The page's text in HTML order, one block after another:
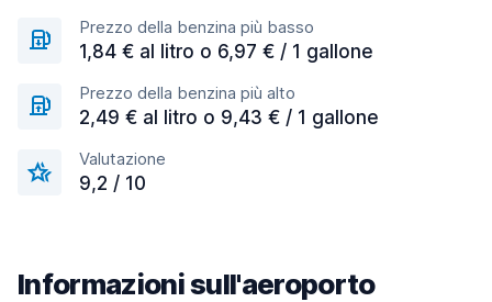
Prezzo della benzina più basso
1,84 € al litro o 6,97 € / 1 gallone
Prezzo della benzina più alto
2,49 € al litro o 9,43 € / 1 gallone
Valutazione
9,2 / 10
Informazioni sull'aeroporto